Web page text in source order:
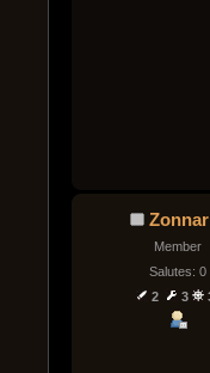
Member
Salutes: 0
2
3